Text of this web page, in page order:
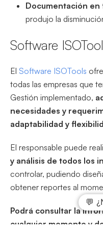
Documentación
produjo la
Software
El Software ISOTools
todas las empresas que
Gestión implementado,
necesidades y
adaptabilidad y
El responsable puede
y análisis de todos los
controlar, pudiendo
obtener reportes al
Podrá consultar la
cualquier momento y
💬